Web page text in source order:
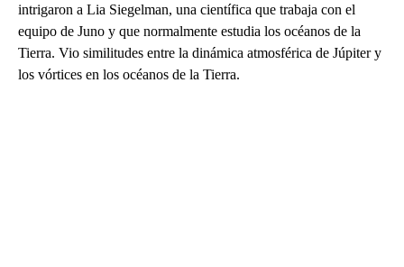
intrigaron a Lia Siegelman, una científica que trabaja con el
equipo de Juno y que normalmente estudia los océanos de la
Tierra. Vio similitudes entre la dinámica atmosférica de Júpiter y
los vórtices en los océanos de la Tierra.